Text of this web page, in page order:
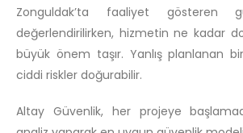
Zonguldak’ta faaliyet gösteren
değerlendirilirken, hizmetin ne kadar
büyük önem taşır. Yanlış planlanan
ciddi riskler doğurabilir.
Altay Güvenlik, her projeye